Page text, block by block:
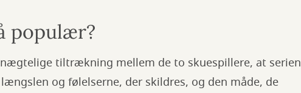
populær?
tiltrækning mellem de to skuespillere, at serien
og følelserne, der skildres, og den måde, de